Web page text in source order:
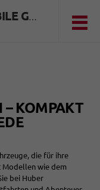
HUBER AUTOMOBILE GMBH
– KOMPAKT
die für ihre
Modellen wie dem
bei Huber